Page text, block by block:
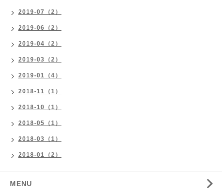
2019-07（2）
2019-06（2）
2019-04（2）
2019-03（2）
2019-01（4）
2018-11（1）
2018-10（1）
2018-05（1）
2018-03（1）
2018-01（2）
MENU